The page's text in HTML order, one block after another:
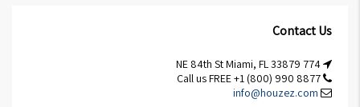
Contact Us
info@houzez.com